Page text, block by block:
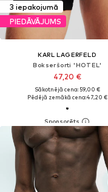
3 iepakojumā
PIEDĀVĀJUMS
KARL LAGERFELD
Bokseršorti 'HOTEL'
47,20 €
Sākotnējā cena: 59,00 €
Pēdējā zemākā cena:47,20 €